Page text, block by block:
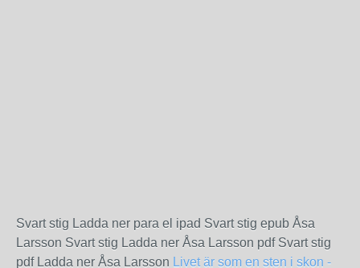
Svart stig Ladda ner para el ipad Svart stig epub Åsa
Larsson Svart stig Ladda ner Åsa Larsson pdf Svart stig
pdf Ladda ner Åsa Larsson Livet är som en sten i skon -